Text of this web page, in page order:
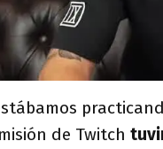
de Twitch